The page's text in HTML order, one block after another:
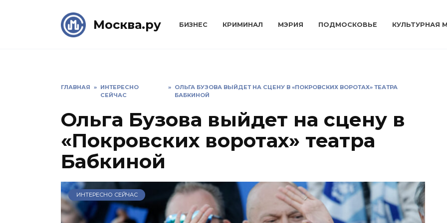
Москва.ру БИЗНЕС КРИМИНАЛ МЭРИЯ ПОДМОСКОВЬЕ КУЛЬТУРНАЯ
ГЛАВНАЯ » ИНТЕРЕСНО
СЕЙЧАС
»
ОЛЬГА БУЗОВА ВЫЙДЕТ НА СЦЕНУ В «ПОКРОВСКИХ ВОРОТАХ» ТЕАТРА
БАБКИНОЙ
Ольга Бузова выйдет на сцену в
«Покровских воротах» театра
Бабкиной
ИНТЕРЕСНО СЕЙЧАС